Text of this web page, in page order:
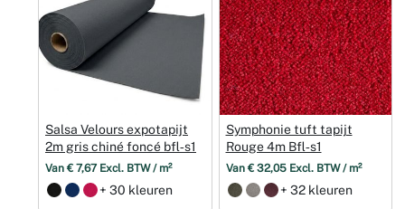
Salsa Velours expotapijt
2m gris chiné foncé bfl‑s1
Van € 7,67 Excl. BTW / m²
+ 30 kleuren
Symphonie tuft tapijt
Rouge 4m Bfl‑s1
Van € 32,05 Excl. BTW / m²
+ 32 kleuren